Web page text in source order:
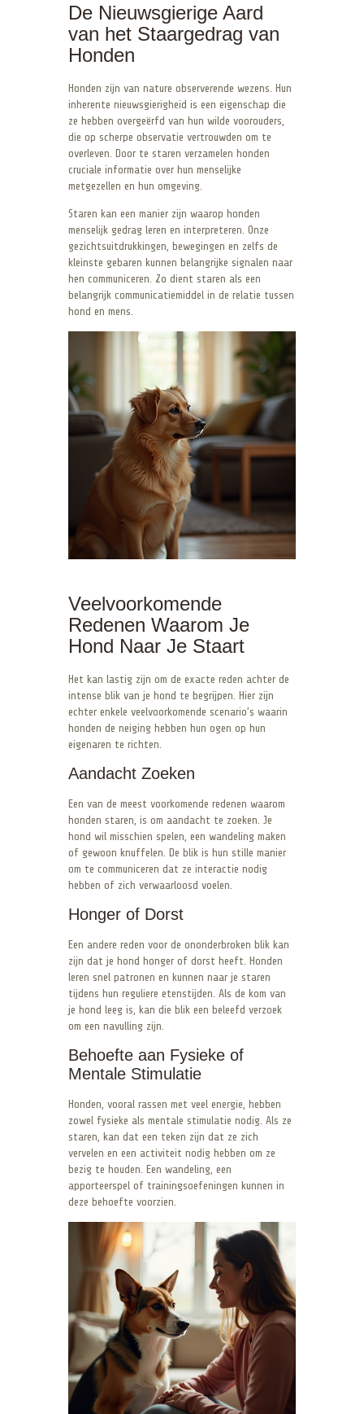
De Nieuwsgierige Aard
van het Staargedrag van
Honden
Honden zijn van nature observerende wezens. Hun
inherente nieuwsgierigheid is een eigenschap die
ze hebben overgeërfd van hun wilde voorouders,
die op scherpe observatie vertrouwden om te
overleven. Door te staren verzamelen honden
cruciale informatie over hun menselijke
metgezellen en hun omgeving.
Staren kan een manier zijn waarop honden
menselijk gedrag leren en interpreteren. Onze
gezichtsuitdrukkingen, bewegingen en zelfs de
kleinste gebaren kunnen belangrijke signalen naar
hen communiceren. Zo dient staren als een
belangrijk communicatiemiddel in de relatie tussen
hond en mens.
Veelvoorkomende
Redenen Waarom Je
Hond Naar Je Staart
Het kan lastig zijn om de exacte reden achter de
intense blik van je hond te begrijpen. Hier zijn
echter enkele veelvoorkomende scenario’s waarin
honden de neiging hebben hun ogen op hun
eigenaren te richten.
Aandacht Zoeken
Een van de meest voorkomende redenen waarom
honden staren, is om aandacht te zoeken. Je
hond wil misschien spelen, een wandeling maken
of gewoon knuffelen. De blik is hun stille manier
om te communiceren dat ze interactie nodig
hebben of zich verwaarloosd voelen.
Honger of Dorst
Een andere reden voor de ononderbroken blik kan
zijn dat je hond honger of dorst heeft. Honden
leren snel patronen en kunnen naar je staren
tijdens hun reguliere etenstijden. Als de kom van
je hond leeg is, kan die blik een beleefd verzoek
om een ​​navulling zijn.
Behoefte aan Fysieke of
Mentale Stimulatie
Honden, vooral rassen met veel energie, hebben
zowel fysieke als mentale stimulatie nodig. Als ze
staren, kan dat een teken zijn dat ze zich
vervelen en een activiteit nodig hebben om ze
bezig te houden. Een wandeling, een
apporteerspel of trainingsoefeningen kunnen in
deze behoefte voorzien.